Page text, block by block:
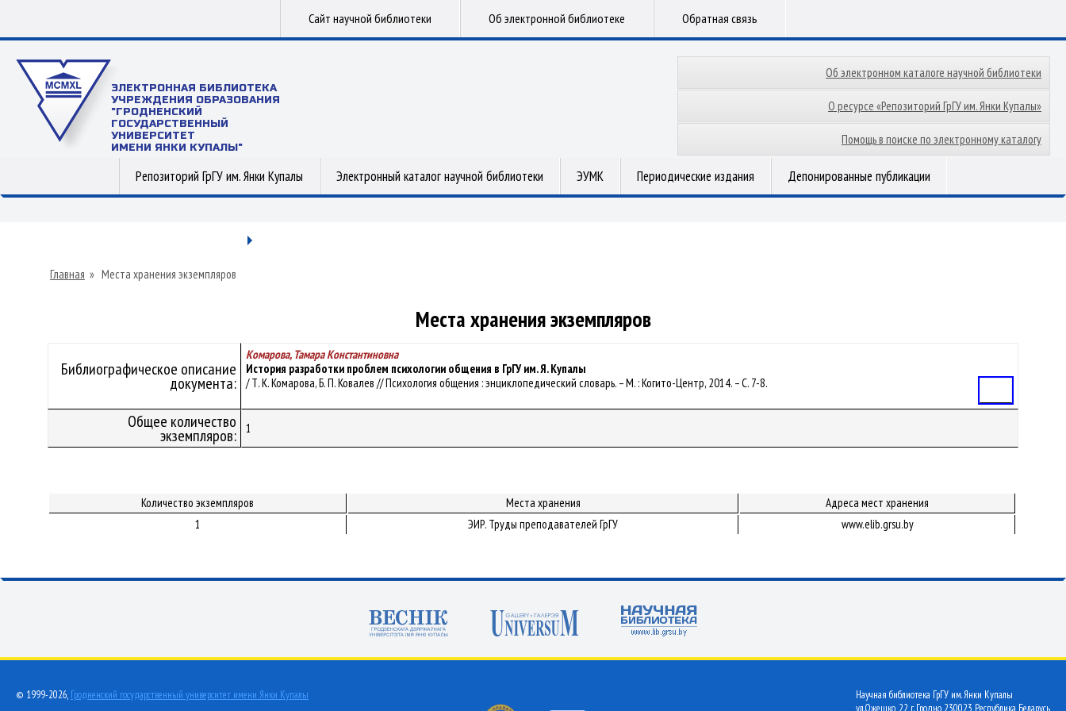
Сайт научной библиотеки Об электронной библиотеке Обратная связь
ЭЛЕКТРОННАЯ БИБЛИОТЕКА
УЧРЕЖДЕНИЯ ОБРАЗОВАНИЯ
"ГРОДНЕНСКИЙ
ГОСУДАРСТВЕННЫЙ
УНИВЕРСИТЕТ
ИМЕНИ ЯНКИ КУПАЛЫ"
Об электронном каталоге научной библиотеки
О ресурсе «Репозиторий ГрГУ им. Янки Купалы»
Помощь в поиске по электронному каталогу
Репозиторий ГрГУ им. Янки Купалы Электронный каталог научной библиотеки ЭУМК Периодические издания Депонированные публикации
Главная » Места хранения экземпляров
Места хранения экземпляров
Библиографическое описание
документа:
Комарова, Тамара Константиновна
История разработки проблем психологии общения в ГрГУ им. Я. Купалы
/ Т. К. Комарова, Б. П. Ковалев // Психология общения : энциклопедический словарь. – М. : Когито-Центр, 2014. – С. 7-8.
Общее количество
экземпляров: 1
Количество экземпляров Места хранения
Адреса мест хранения
1
ЭИР. Труды преподавателей ГрГУ www.elib.grsu.by
© 1999-2026, Гродненский государственный университет имени Янки Купалы
Научная библиотека ГрГУ им. Янки Купалы
ул.Ожешко, 22 г. Гродно 230023 Республика Беларусь